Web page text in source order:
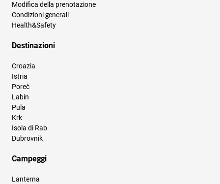
Modifica della prenotazione
Condizioni generali
Health&Safety
Destinazioni
Croazia
Istria
Poreč
Labin
Pula
Krk
Isola di Rab
Dubrovnik
Campeggi
Lanterna